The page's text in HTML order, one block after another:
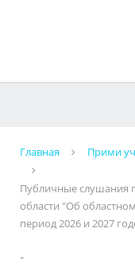
Главная Прими
Публичные слушания
области "Об
период 2026 и 2027
-